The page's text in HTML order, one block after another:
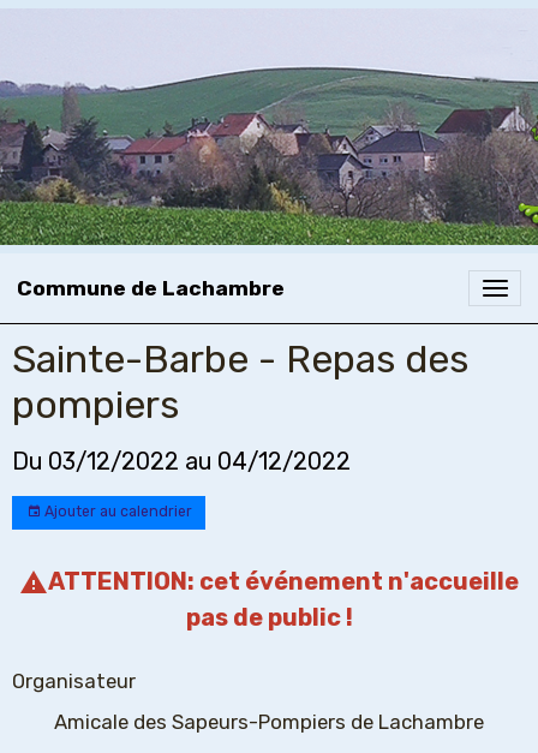
Commune de Lachambre
Sainte-Barbe - Repas des
pompiers
Du 03/12/2022 au 04/12/2022
Ajouter au calendrier
ATTENTION: cet événement n'accueille
pas de public !
Organisateur
Amicale des Sapeurs-Pompiers de Lachambre